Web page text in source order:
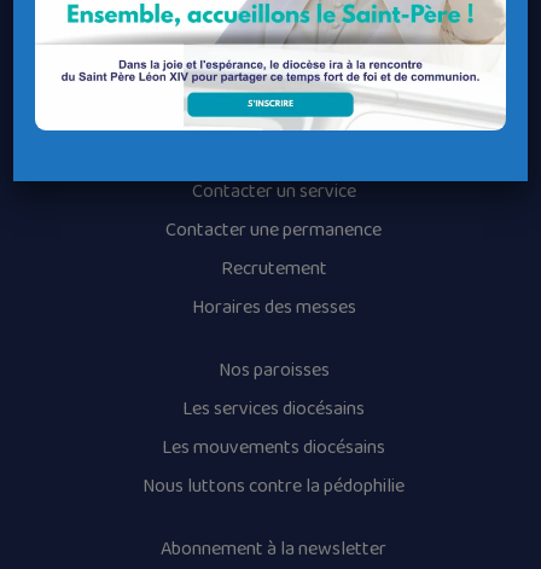
Le Diocèse de Quimper et Léon
Contacter le Diocèse
Contacter un service
Contacter une permanence
Recrutement
Horaires des messes
Nos paroisses
Les services diocésains
Les mouvements diocésains
Nous luttons contre la pédophilie
Abonnement à la newsletter